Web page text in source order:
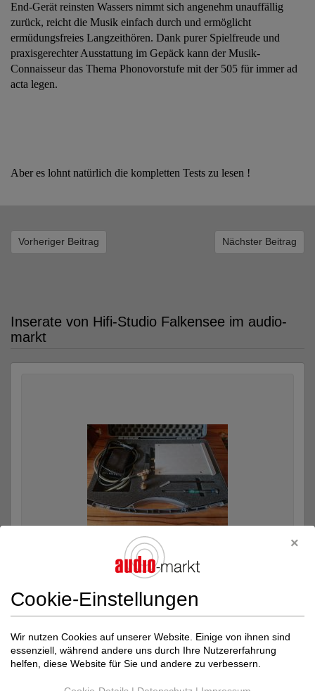
End-Gerät reinsten Wassers nimmt sich angenehm unauffällig
zurück, reicht die Musik einfach durch und ermöglicht
ermüdungsfreies Langzeithören. Dank purer Spielfreude und
praxisgerechter Ausstattung im Gepäck kann der Musik-
Connaisseur das Thema Phonovorstufe mit der 505 für immer ad
acta legen.
Aber es lohnt natürlich die kompletten Tests zu lesen !
Vorheriger Beitrag Nächster Beitrag
Inserate von Hifi-Studio Falkensee im audio-
markt
Blue Amp Fughetta
1.780 €
Cookie-Einstellungen
Wir nutzen Cookies auf unserer Website. Einige von ihnen sind
essenziell, während andere uns durch Ihre Nutzererfahrung
helfen, diese Website für Sie und andere zu verbessern.